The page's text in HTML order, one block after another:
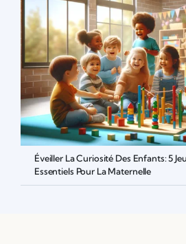
Éveiller La Curiosité Des Enfants: 5
Essentiels Pour La Maternelle